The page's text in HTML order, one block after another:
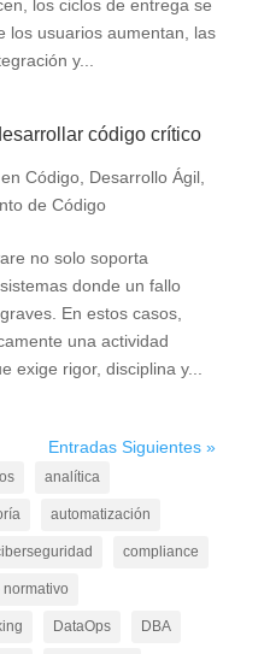
los ciclos de entrega se
los usuarios aumentan, las
y...
código crítico
Código, Desarrollo Ágil,
de Código
no solo soporta
donde un fallo
En estos casos,
una actividad
exige rigor, disciplina y...
Entradas Siguientes »
analítica
automatización
compliance
DataOps DBA